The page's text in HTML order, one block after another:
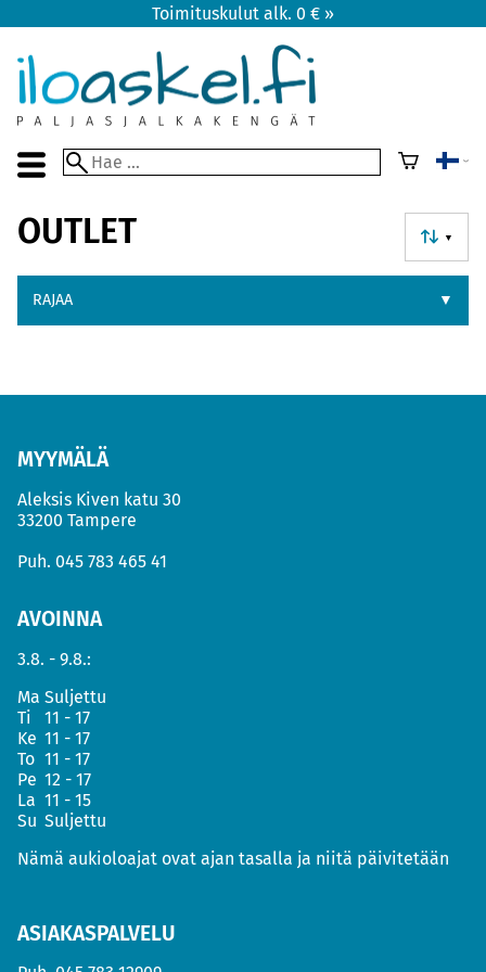
Toimituskulut alk. 0 € »
▼
OUTLET
RAJAA ▼
MYYMÄLÄ
Aleksis Kiven katu 30
33200 Tampere
Puh. 045 783 465 41
AVOINNA
3.8. - 9.8.:
Ma Suljettu
Ti
11 - 17
Ke 11 - 17
To 11 - 17
Pe 12 - 17
La 11 - 15
Su Suljettu
Nämä aukioloajat ovat ajan tasalla ja niitä päivitetään
ASIAKASPALVELU